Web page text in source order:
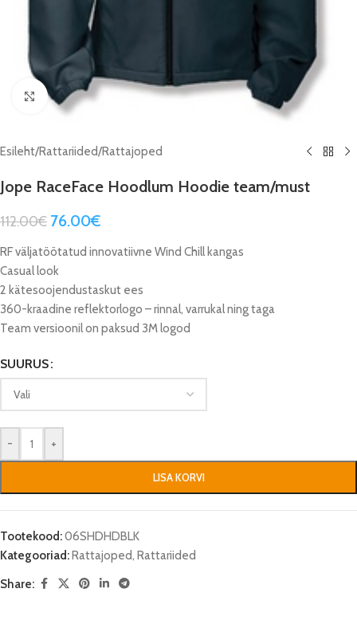
Click to enlarge
Esileht/Rattariided/Rattajoped
Jope RaceFace Hoodlum Hoodie team/must
112.00€ 76.00€
RF väljatöötatud innovatiivne Wind Chill kangas
Casual look
2 kätesoojendustaskut ees
360-kraadine reflektorlogo – rinnal, varrukal ning taga
Team versioonil on paksud 3M logod
SUURUS
- +
LISA KORVI
Tootekood:06SHDHDBLK
Kategooriad:Rattajoped, Rattariided
Share: